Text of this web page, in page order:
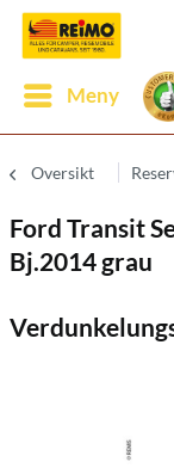
Meny
Oversikt
Ford Transit
Bj.2014 grau